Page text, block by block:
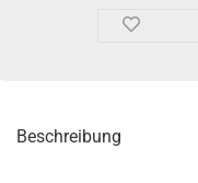
Beschreibung